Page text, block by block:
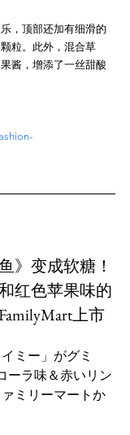
，顶部还加有细滑的
粒。此外，混合草
酱，增添了一丝甜酸
》变成软糖！
红色苹果味的
上市
ミー」がグミ
ーラ味＆赤いリン
ミリーマートか